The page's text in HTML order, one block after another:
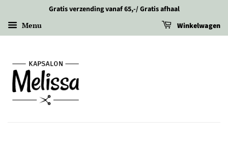
Gratis verzending vanaf 65,-/ Gratis afhaal
Menu Winkelwagen